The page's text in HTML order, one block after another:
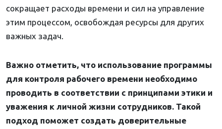
сокращает расходы времени и сил на управление
этим процессом, освобождая ресурсы для других
важных задач.
Важно отметить, что использование программы
для контроля рабочего времени необходимо
проводить в соответствии с принципами этики и
уважения к личной жизни сотрудников. Такой
подход поможет создать доверительные